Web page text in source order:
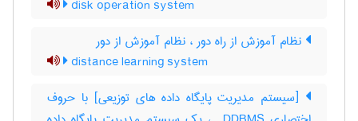
disk operation system
نظام آموزش از راه دور ، نظام آموزش از دور
distance learning system
[سیستم مدیریت پایگاه داده های توزیعی] با حروف